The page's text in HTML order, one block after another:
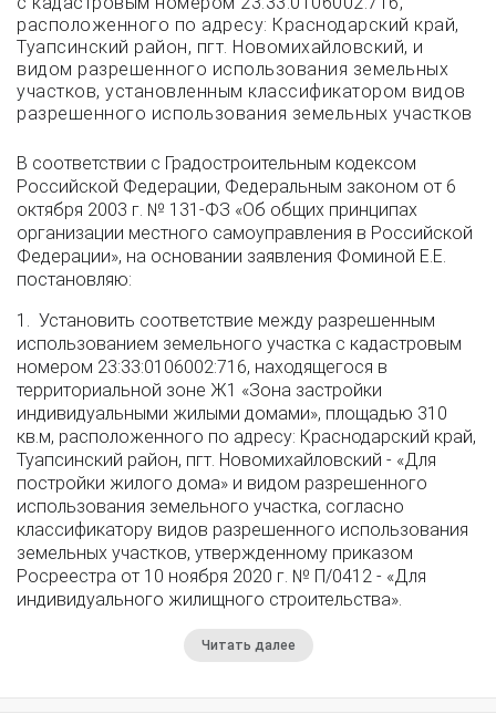
расположенного по адресу: Краснодарский край,
Туапсинский район, пгт. Новомихайловский, и
видом разрешенного использования земельных
участков, установленным классификатором видов
разрешенного использования земельных участков
В соответствии с Градостроительным кодексом
Российской Федерации, Федеральным законом от 6
октября 2003 г. № 131-ФЗ «Об общих принципах
организации местного самоуправления в Российской
Федерации», на основании заявления Фоминой Е.Е.
постановляю:
1. Установить соответствие между разрешенным
использованием земельного участка с кадастровым
номером 23:33:0106002:716, находящегося в
территориальной зоне Ж1 «Зона застройки
индивидуальными жилыми домами», площадью 310
кв.м, расположенного по адресу: Краснодарский край,
Туапсинский район, пгт. Новомихайловский - «Для
постройки жилого дома» и видом разрешенного
использования земельного участка, согласно
классификатору видов разрешенного использования
земельных участков, утвержденному приказом
Росреестра от 10 ноября 2020 г. № П/0412 - «Для
индивидуального жилищного строительства».
Читать далее